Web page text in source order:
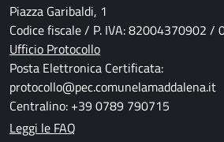
Piazza Garibaldi, 1
Codice fiscale / P. IVA: 82004370902 /
Ufficio Protocollo
Posta Elettronica Certificata:
protocollo@pec.comunelamaddalena.it
Centralino: +39 0789 790715
Leggi le FAQ